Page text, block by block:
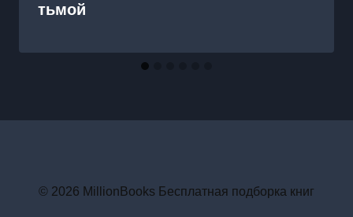
тьмой
© 2026 MillionBooks Бесплатная подборка книг